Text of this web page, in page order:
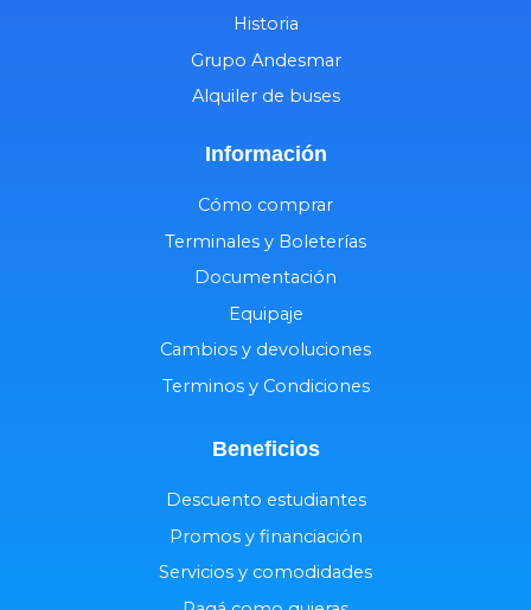
Historia
Grupo Andesmar
Alquiler de buses
Información
Cómo comprar
Terminales y Boleterías
Documentación
Equipaje
Cambios y devoluciones
Terminos y Condiciones
Beneficios
Descuento estudiantes
Promos y financiación
Servicios y comodidades